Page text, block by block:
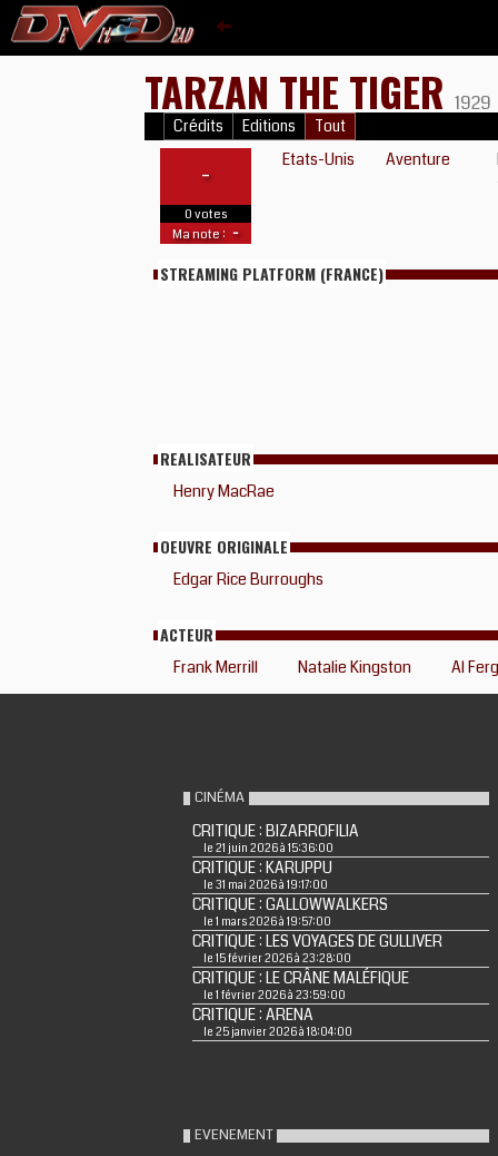
TARZAN THE TIGER 1929
Crédits Editions Tout
-
0 votes
Ma note : -
Etats-Unis Aventure
STREAMING PLATFORM (FRANCE)
REALISATEUR
Henry MacRae
OEUVRE ORIGINALE
Edgar Rice Burroughs
ACTEUR
Frank Merrill Natalie Kingston Al
CINÉMA
CRITIQUE : BIZARROFILIA
le 21 juin 2026 à 15:36:00
CRITIQUE : KARUPPU
le 31 mai 2026 à 19:17:00
CRITIQUE : GALLOWWALKERS
le 1 mars 2026 à 19:57:00
CRITIQUE : LES VOYAGES DE GULLIVER
le 15 février 2026 à 23:28:00
CRITIQUE : LE CRÂNE MALÉFIQUE
le 1 février 2026 à 23:59:00
CRITIQUE : ARENA
le 25 janvier 2026 à 18:04:00
EVENEMENT